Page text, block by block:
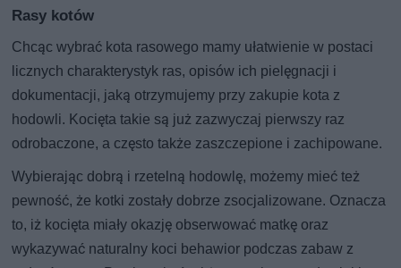
Rasy kotów
Chcąc wybrać kota rasowego mamy ułatwienie w postaci
licznych charakterystyk ras, opisów ich pielęgnacji i
dokumentacji, jaką otrzymujemy przy zakupie kota z
hodowli. Kocięta takie są już zazwyczaj pierwszy raz
odrobaczone, a często także zaszczepione i zachipowane.
Wybierając dobrą i rzetelną hodowlę, możemy mieć też
pewność, że kotki zostały dobrze zsocjalizowane. Oznacza
to, iż kocięta miały okazję obserwować matkę oraz
wykazywać naturalny koci behawior podczas zabaw z